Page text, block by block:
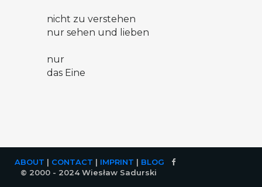
nicht zu verstehen
nur sehen und lieben
nur
das Eine
ABOUT | CONTACT | IMPRINT | BLOG
© 2000 - 2024 Wiesław Sadurski